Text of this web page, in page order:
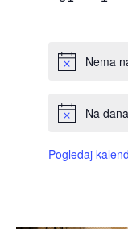
Nema
Na
Pogledaj